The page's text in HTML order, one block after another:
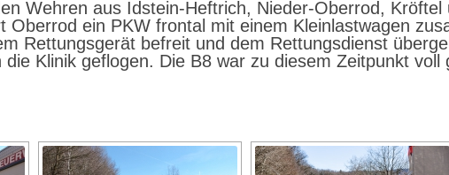
Wehren aus Idstein-Heftrich, Nieder-Oberrod,
ein PKW frontal mit einem Kleinlastwagen
Rettungsgerät befreit und dem Rettungsdienst
Klinik geflogen. Die B8 war zu diesem Zeitpunkt